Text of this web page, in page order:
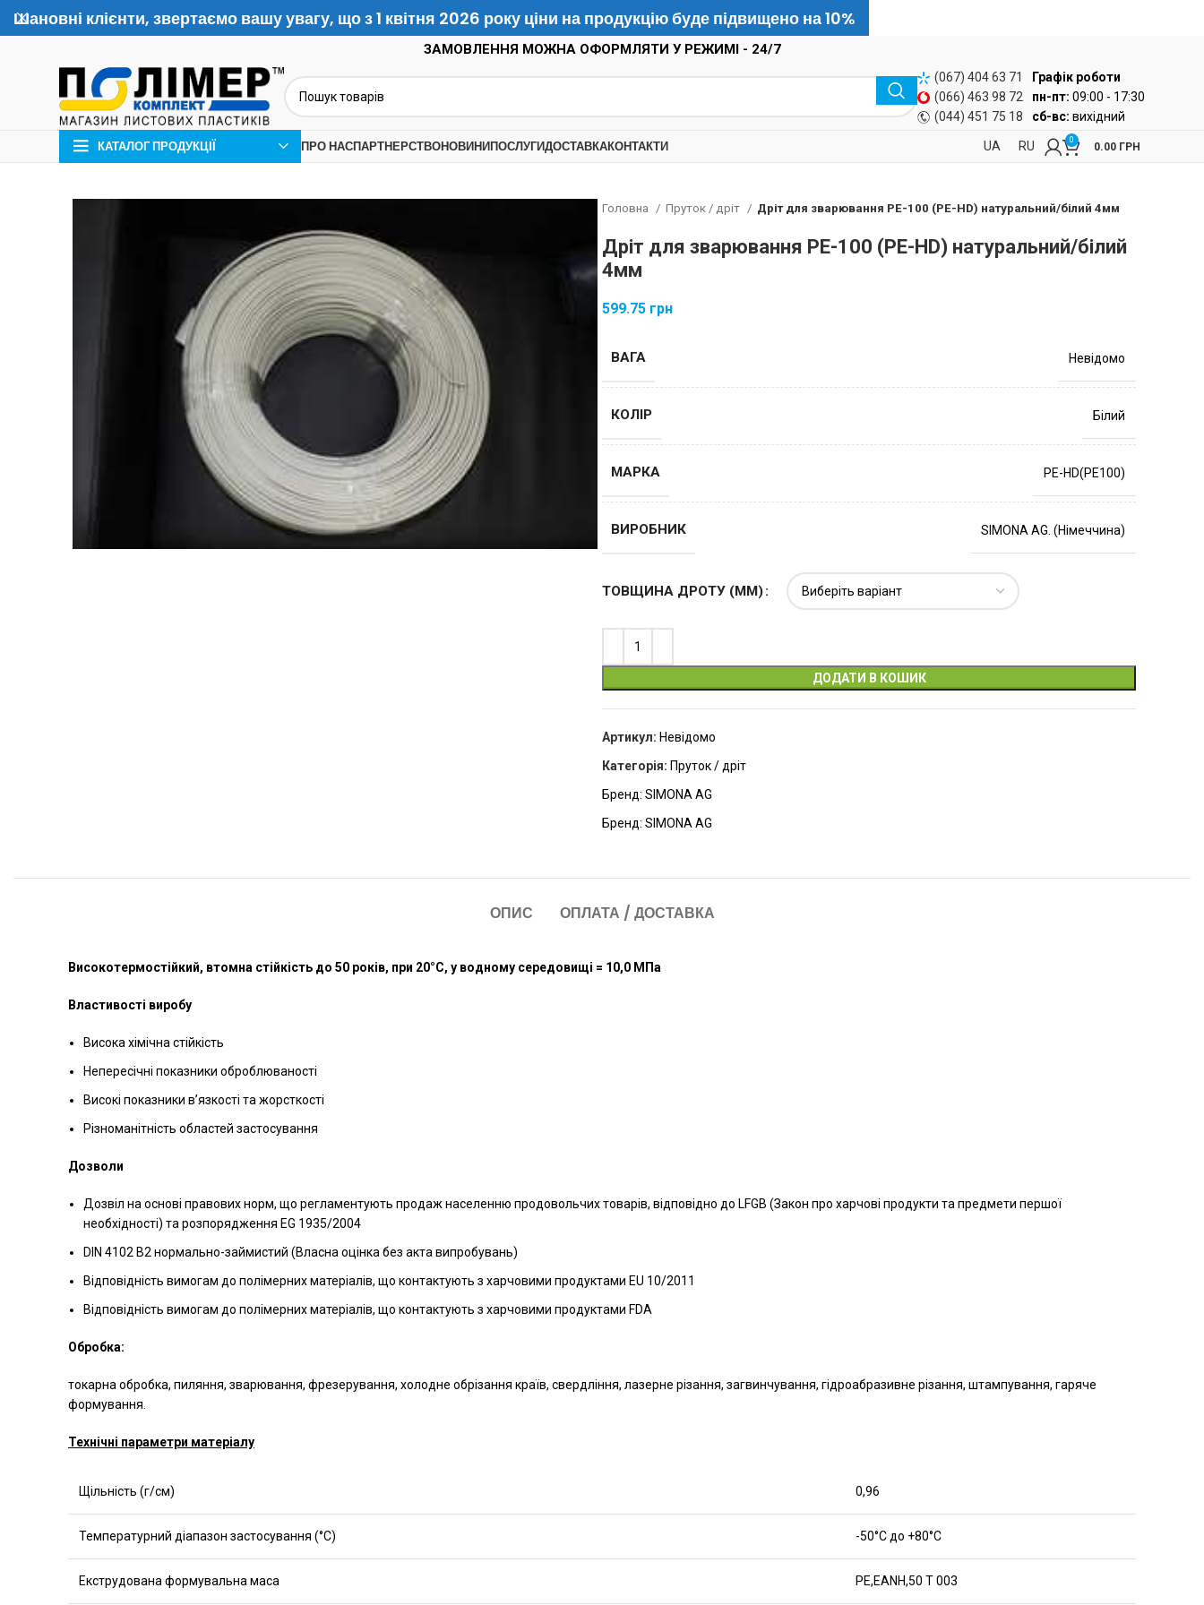
ЗАМОВЛЕННЯ МОЖНА ОФОРМЛЯТИ У РЕЖИМІ - 24/7
(067) 404 63 71
(066) 463 98 72
(044) 451 75 18
Графік роботи
пн-пт: 09:00 - 17:30
сб-вс: вихідний
КАТАЛОГ ПРОДУКЦІЇ ПРО НАСПАРТНЕРСТВОНОВИНИПОСЛУГИДОСТАВКАКОНТАКТИ UA RU
0
0.00 ГРН
Головна Пруток / дріт Дріт для зварювання PE-100 (PE-HD) натуральний/білий 4мм
Дріт для зварювання PE-100 (PE-HD) натуральний/білий
4мм
599.75 грн
ВАГА Невідомо
КОЛІР Білий
МАРКА PE-HD(PE100)
ВИРОБНИК SIMONA AG. (Німеччина)
ТОВЩИНА ДРОТУ (ММ)
ДОДАТИ В КОШИК
Артикул: Невідомо
Категорія: Пруток / дріт
Бренд: SIMONA AG
Бренд: SIMONA AG
ОПИС ОПЛАТА / ДОСТАВКА
Високотермостійкий, втомна стійкість до 50 років, при 20°C, у водному середовищі = 10,0 МПа
Властивості виробу
Висока хімічна стійкість
Непересічні показники оброблюваності
Високі показники в’язкості та жорсткості
Різноманітність областей застосування
Дозволи
Дозвіл на основі правових норм, що регламентують продаж населенню продовольчих товарів, відповідно до LFGB (Закон про харчові продукти та предмети першої
необхідності) та розпорядження EG 1935/2004
DIN 4102 B2 нормально-займистий (Власна оцінка без акта випробувань)
Відповідність вимогам до полімерних матеріалів, що контактують з харчовими продуктами EU 10/2011
Відповідність вимогам до полімерних матеріалів, що контактують з харчовими продуктами FDA
Обробка:
токарна обробка, пиляння, зварювання, фрезерування, холодне обрізання країв, свердління, лазерне різання, загвинчування, гідроабразивне різання, штампування, гаряче
формування.
Технічні параметри матеріалу
Щільність (г/см) 0,96
Температурний діапазон застосування (°C) -50°C до +80°C
Екструдована формувальна маса PE,EANH,50 T 003
Шановні клієнти, звертаємо вашу увагу, що з 1 квітня 2026 року ціни на продукцію буде підвищено на 10%